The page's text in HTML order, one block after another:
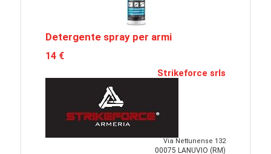
Detergente spray per armi
14 €
Strikeforce srls
Via Nettunense 132
00075 LANUVIO (RM)